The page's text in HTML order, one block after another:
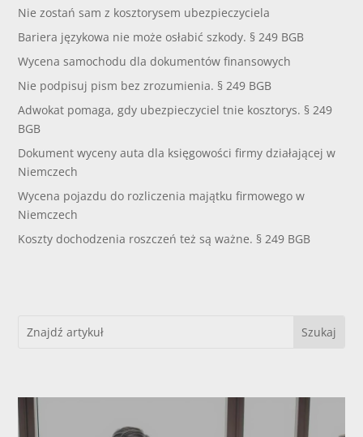
Nie zostań sam z kosztorysem ubezpieczyciela
Bariera językowa nie może osłabić szkody. § 249 BGB
Wycena samochodu dla dokumentów finansowych
Nie podpisuj pism bez zrozumienia. § 249 BGB
Adwokat pomaga, gdy ubezpieczyciel tnie kosztorys. § 249
BGB
Dokument wyceny auta dla księgowości firmy działającej w
Niemczech
Wycena pojazdu do rozliczenia majątku firmowego w
Niemczech
Koszty dochodzenia roszczeń też są ważne. § 249 BGB